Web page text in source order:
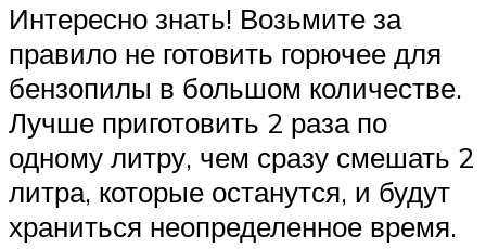
Интересно знать! Возьмите за
правило не готовить горючее для
бензопилы в большом количестве.
Лучше приготовить 2 раза по
одному литру, чем сразу смешать 2
литра, которые останутся, и будут
храниться неопределенное время.